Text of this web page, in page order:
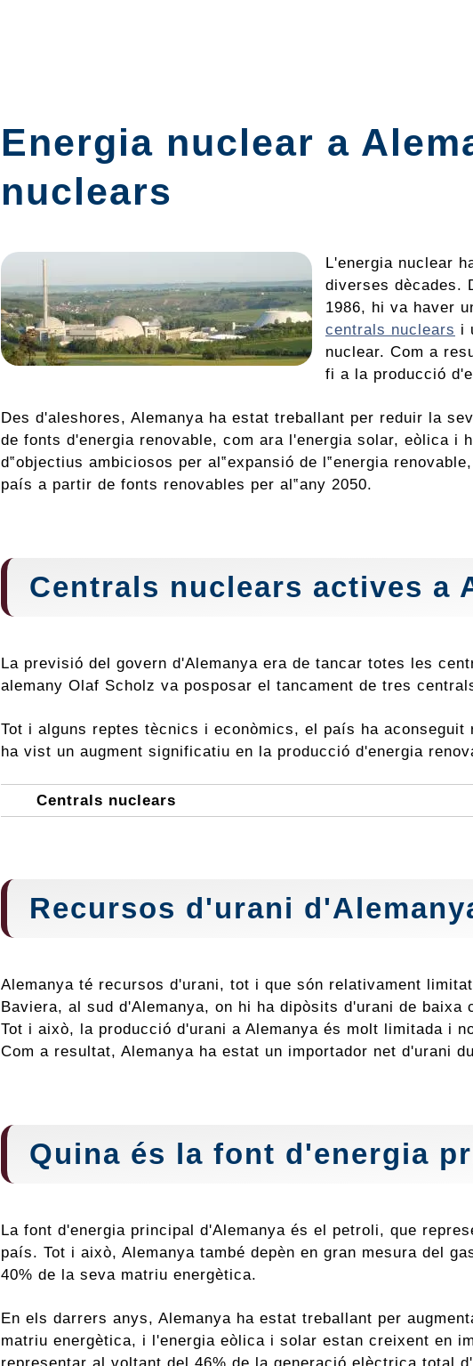
Energia nuclear a
nuclears
L'energia nuclear
diverses dècades.
1986, hi va haver
centrals nuclears i
nuclear. Com a
fi a la producció
Des d'aleshores, Alemanya ha estat treballant per reduir la
de fonts d'energia renovable, com ara l'energia solar, eòlica i
d‟objectius ambiciosos per al‟expansió de l‟energia
país a partir de fonts renovables per al‟any 2050.
Centrals nuclears actives a
La previsió del govern d'Alemanya era de tancar totes les
alemany Olaf Scholz va posposar el tancament de tres
Tot i alguns reptes tècnics i econòmics, el país ha
ha vist un augment significatiu en la producció d'energia
Centrals nuclears
Recursos d'urani
Alemanya té recursos d'urani, tot i que són relativament
Baviera, al sud d'Alemanya, on hi ha dipòsits d'urani de baixa
Tot i això, la producció d'urani a Alemanya és molt limitada i
Com a resultat, Alemanya ha estat un importador net d'urani
Quina és la font d'energia
La font d'energia principal d'Alemanya és el petroli, que
país. Tot i això, Alemanya també depèn en gran mesura del
40% de la seva matriu energètica.
En els darrers anys, Alemanya ha estat treballant per
matriu energètica, i l'energia eòlica i solar estan creixent en